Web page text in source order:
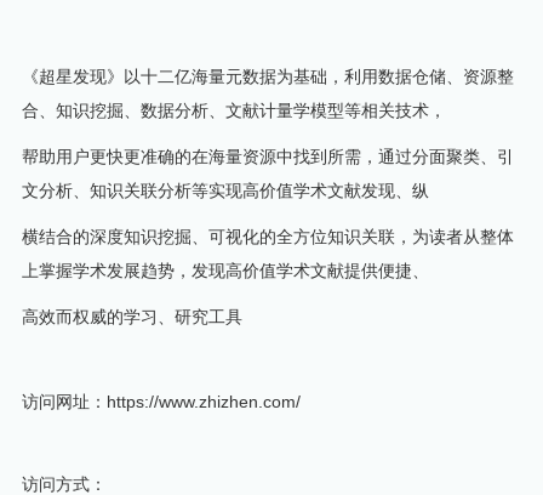
《超星发现》以十二亿海量元数据为基础，利用数据仓储、资源整
合、知识挖掘、数据分析、文献计量学模型等相关技术，
帮助用户更快更准确的在海量资源中找到所需，通过分面聚类、引
文分析、知识关联分析等实现高价值学术文献发现、纵
横结合的深度知识挖掘、可视化的全方位知识关联，为读者从整体
上掌握学术发展趋势，发现高价值学术文献提供便捷、
高效而权威的学习、研究工具
访问网址： https://www.zhizhen.com/
访问方式：